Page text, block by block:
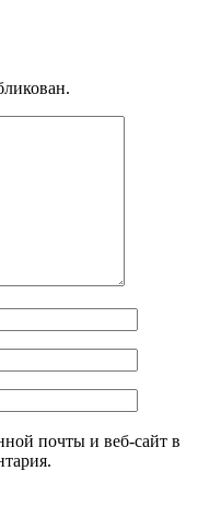
почты и веб-сайт в